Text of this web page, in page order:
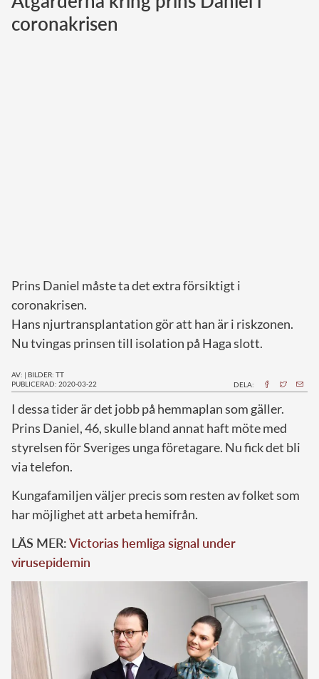
coronakrisen
Prins Daniel måste ta det extra försiktigt i
coronakrisen.
Hans njurtransplantation gör att han är i riskzonen.
Nu tvingas prinsen till isolation på Haga slott.
AV: | BILDER: TT
PUBLICERAD: 2020-03-22
DELA:
I dessa tider är det jobb på hemmaplan som gäller.
Prins Daniel, 46, skulle bland annat haft möte med
styrelsen för Sveriges unga företagare. Nu fick det bli
via telefon.
Kungafamiljen väljer precis som resten av folket som
har möjlighet att arbeta hemifrån.
LÄS MER:Victorias hemliga signal under
virusepidemin